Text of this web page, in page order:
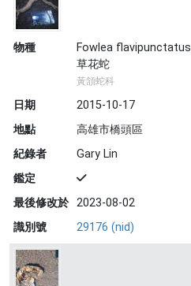
物種
Fowlea flavipunctatus
草花蛇
黃頷蛇科
日期
2015-10-17
地點
高雄市橋頭區
紀錄者
Gary Lin
鑑定
最後修改於 2023-08-02
識別號
29176 (nid)